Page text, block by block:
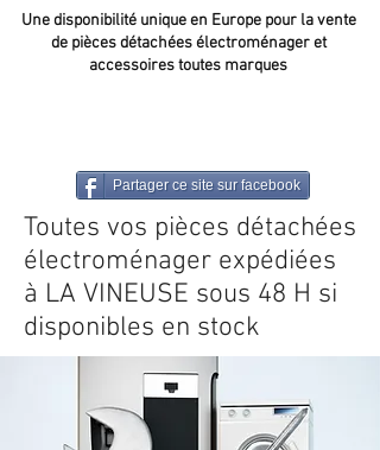
Une disponibilité unique en Europe pour la vente
de pièces détachées électroménager et
accessoires toutes marques
Partager ce site sur facebook
Toutes vos pièces détachées
électroménager expédiées
à LA VINEUSE sous 48 H si
disponibles en stock